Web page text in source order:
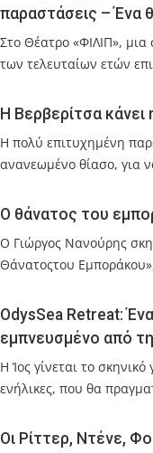
παραστάσεις – Ένα
Στο Θέατρο «ΦΙΛΙΠ», μια
των τελευταίων ετών
Η Βερβερίτσα κάνει
Η πολύ επιτυχημένη
ανανεωμένο θίασο, για
Ο θάνατος του
Ο Γιώργος Νανούρης
Θάνατοςτου
OdysSea Retreat:
εμπνευσμένο από
Η Ίος γίνεται το
ενήλικες, που θα
Οι Ρίττερ, Ντένε,